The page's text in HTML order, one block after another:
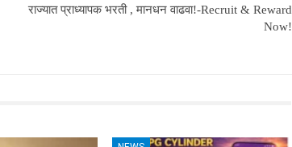
राज्यात प्राध्यापक भरती , मानधन वाढवा!-Recruit & Reward
Now!